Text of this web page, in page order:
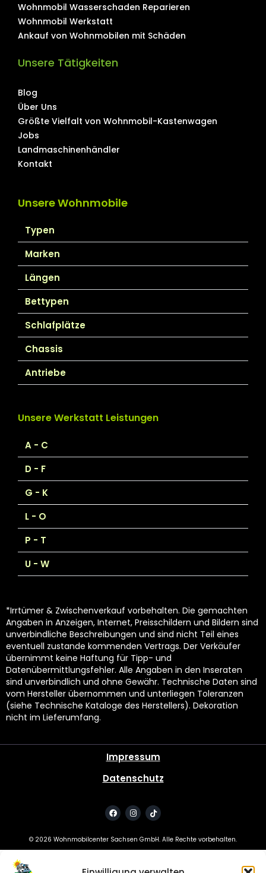
Wohnmobil Wasserschaden Reparieren
Wohnmobil Werkstatt
Ankauf von Wohnmobilen mit Schäden
Unsere Tätigkeiten
Blog
Über Uns
Größte Vielfalt von Wohnmobil-Kastenwagen
Jobs
Landmaschinenhändler
Kontakt
Unsere Wohnmobile
Typen
Marken
Längen
Bettypen
Schlafplätze
Chassis
Antriebe
Unsere Werkstatt Leistungen
A - C
D - F
G - K
L - O
P - T
U - W
*Irrtümer & Zwischenverkauf vorbehalten. Die gemachten
Angaben in Anzeigen, Internet, Preisschildern und Bildern sind
unverbindliche Beschreibungen und sind nicht Teil eines
eventuell zustande kommenden Vertrags. Der Verkäufer
übernimmt keine Haftung für Tipp- und
Datenübermittlungsfehler. Alle Angaben in den Inseraten
sind unverbindlich und ohne Gewähr. Technische Daten sind
vom Hersteller übernommen und unterliegen Toleranzen
(siehe Technische Kataloge des Herstellers). Dekoration
nicht im Lieferumfang.
Impressum
Datenschutz
© 2026 Wohnmobilcenter Sachsen GmbH. Alle Rechte vorbehalten.